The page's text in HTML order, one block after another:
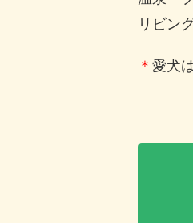
リビン
＊ 愛犬